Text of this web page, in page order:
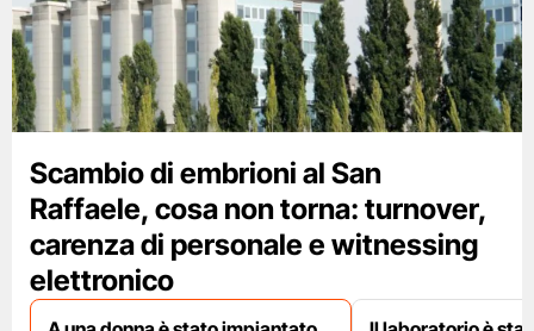
Scambio di embrioni al San
Raffaele, cosa non torna: turnover,
carenza di personale e witnessing
elettronico